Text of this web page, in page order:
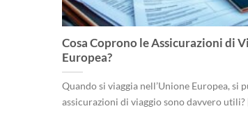
Cosa Coprono le Assicurazioni di
Europea?
Quando si viaggia nell’Unione Europea, si
assicurazioni di viaggio sono davvero utili?